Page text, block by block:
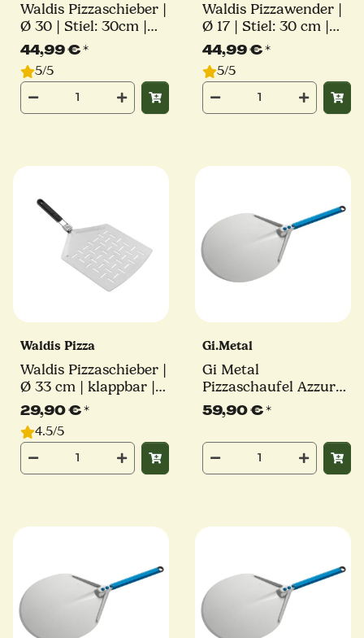
Waldis Pizzaschieber |
Ø 30 | Stiel: 30cm |
Linie Classico
44,99 €*
5/5
Waldis Pizzawender |
Ø 17 | Stiel: 30 cm |
Linie Classico
44,99 €*
5/5
Waldis Pizza
Waldis Pizzaschieber |
Ø 33 cm | klappbar |
Linie Basic
29,90 €*
4.5/5
Gi.Metal
Gi Metal
Pizzaschaufel Azzurra
| Ø 30 cm | Stiel 30
cm | rund
59,90 €*